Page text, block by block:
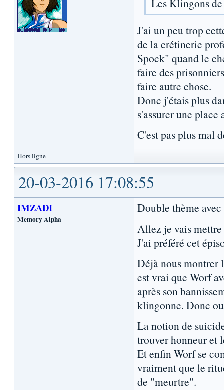
J'ai un peu trop
de la crétinerie
Spock" quand le
faire des
faire autre chose.
Donc j'étais plus
s'assurer une place
C'est pas plus mal
Hors ligne
20-03-2016 17:08:55
IMZADI
Memory Alpha
Double thème
Allez je vais
J'ai préféré cet
Déjà nous montrer
est vrai que Worf
après son
klingonne. Donc
La notion de
trouver honneur et
Et enfin Worf se
vraiment que le
de "meurtre".